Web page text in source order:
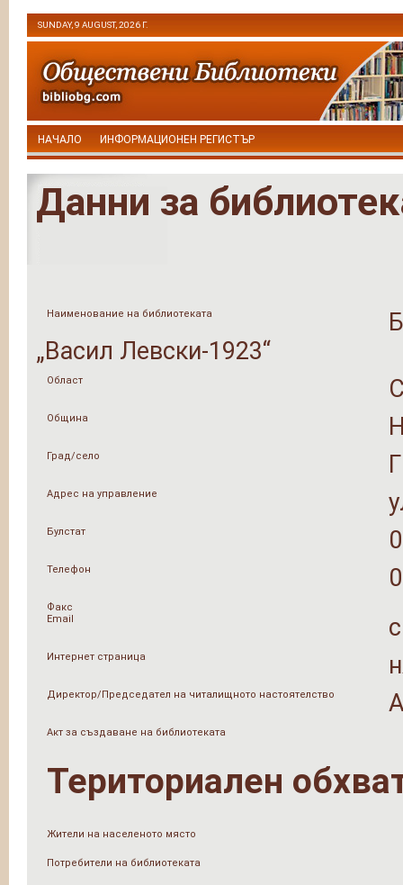
SUNDAY, 9 AUGUST, 2026 Г.
НАЧАЛО ИНФОРМАЦИОНЕН РЕГИСТЪР
Данни за
Наименование на библиотеката
„Васил Левски-1923“
Област
Община
Град/село
Адрес на управление
Булстат
Телефон
Факс
Email
Интернет страница
Директор/Председател на читалищното настоятелство
Акт за създаване на библиотеката
Териториален
Жители на населеното място
Потребители на библиотеката